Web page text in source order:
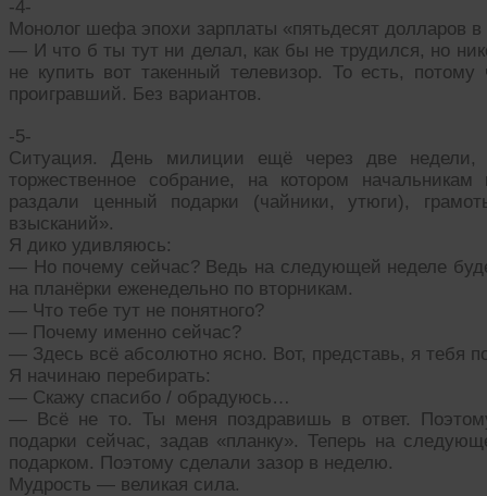
-4-
Монолог шефа эпохи зарплаты «пятьдесят долларов
— И что б ты тут ни делал, как бы не трудился, но
не купить вот такенный телевизор. То есть,
проигравший. Без вариантов.
-5-
Ситуация. День милиции ещё через две недели,
торжественное собрание, на котором
раздали ценный подарки (чайники, утюги),
взысканий».
Я дико удивляюсь:
— Но почему сейчас? Ведь на следующей неделе
на планёрки еженедельно по вторникам.
— Что тебе тут не понятного?
— Почему именно сейчас?
— Здесь всё абсолютно ясно. Вот, представь, я тебя
Я начинаю перебирать:
— Скажу спасибо / обрадуюсь…
— Всё не то. Ты меня поздравишь в ответ.
подарки сейчас, задав «планку». Теперь на
подарком. Поэтому сделали зазор в неделю.
Мудрость — великая сила.